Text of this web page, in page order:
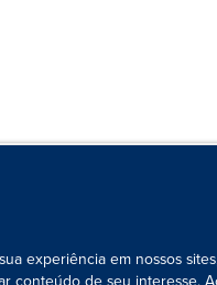
experiência em nossos
conteúdo de seu interesse.